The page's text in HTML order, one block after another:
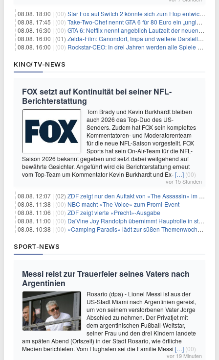
08.08. 18:00 | (00) Star Fox auf Switch 2 könnte sich zum Flop entwickeln
08.08. 17:45 | (00) Take-Two-Chef nennt GTA 6 für 80 Euro ein „unglaubliches Schnäppchen“
08.08. 16:30 | (00) GTA 6: Netflix nennt angeblich Laufzeit der neuen Gameplay-Präsentation
08.08. 16:00 | (01) Zelda-Film: Ganondorf, Impa und weitere Darsteller sollen feststehen
08.08. 16:00 | (00) Rockstar-CEO: In drei Jahren werden alle Spiele gestreamt
KINO/TV-NEWS
FOX setzt auf Kontinuität bei seiner NFL-
Berichterstattung
Tom Brady und Kevin Burkhardt bleiben
auch 2026 das Top-Duo des US-
Senders. Zudem hat FOX sein komplettes
Kommentatoren- und Moderatorenteam
für die neue NFL-Saison vorgestellt. FOX
Sports hat sein On-Air-Team für die NFL-
Saison 2026 bekannt gegeben und setzt dabei weitgehend auf
bewährte Gesichter. Angeführt wird die Berichterstattung erneut
vom Top-Team um Kommentator Kevin Burkhardt und Ex-[…] (00)
vor 15 Stunden
08.08. 12:07 | (02) ZDF zeigt nur den Auftakt von «The Assassin» im Fernsehen
08.08. 11:38 | (00) NBC macht «The Voice» zum Promi-Event
08.08. 11:06 | (00) ZDF zeigt vierte «Precht»-Ausgabe
08.08. 11:00 | (00) Da'Vine Joy Randolph übernimmt Hauptrolle in starbesetzter schwarzer Komödie
08.08. 10:38 | (00) «Camping Paradis» lädt zur süßen Themenwoche ein
SPORT-NEWS
Messi reist zur Trauerfeier seines Vaters nach
Argentinien
Rosario (dpa) - Lionel Messi ist aus der
US-Stadt Miami nach Argentinien gereist,
um von seinem verstorbenen Vater Jorge
Abschied zu nehmen. Der Privatjet mit
dem argentinischen Fußball-Weltstar,
seiner Frau und den drei Kindern landete
am späten Abend (Ortszeit) in der Stadt Rosario, wie örtliche
Medien berichteten. Vom Flughafen sei die Familie Messi […] (00)
vor 19 Minuten